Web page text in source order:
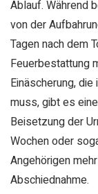
Ablauf. Während
von der
Tagen nach dem
Feuerbestattung
Einäscherung,
muss, gibt es
Beisetzung der
Wochen oder
Angehörigen
Abschiednahme.